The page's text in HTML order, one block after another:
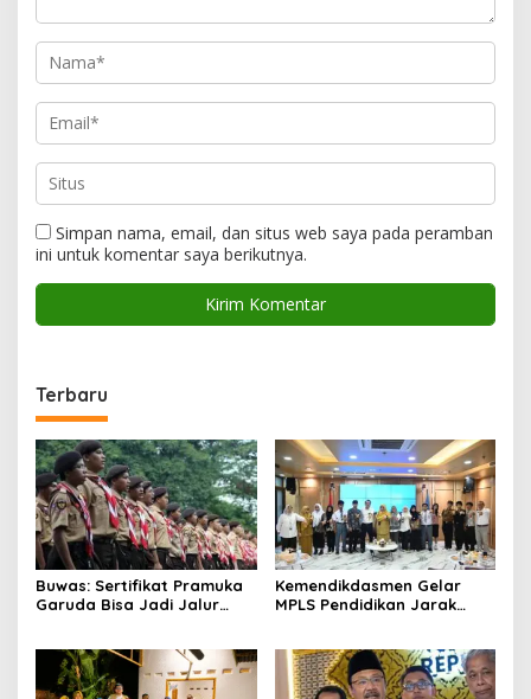
Simpan nama, email, dan situs web saya pada peramban
ini untuk komentar saya berikutnya.
Terbaru
Buwas: Sertifikat Pramuka
Garuda Bisa Jadi Jalur
Kemendikdasmen Gelar
MPLS Pendidikan Jarak